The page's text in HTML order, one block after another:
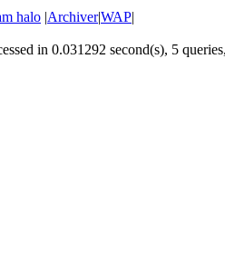
|Archiver|WAP|
in 0.031292 second(s), 5